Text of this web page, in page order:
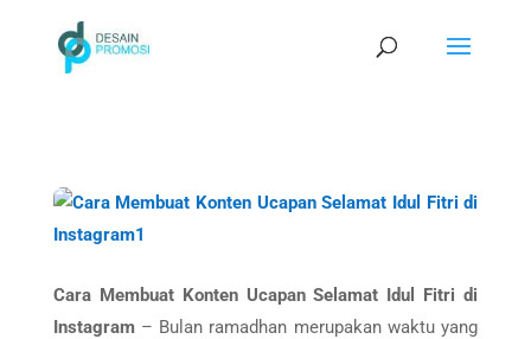
Cara Membuat Konten Ucapan Selamat Idul Fitri di
Instagram– Bulan ramadhan merupakan waktu yang